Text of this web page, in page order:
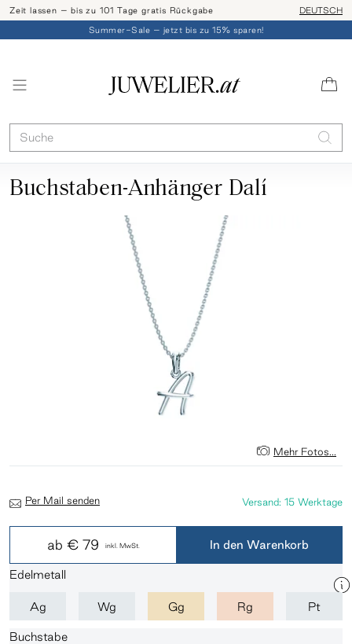
Zeit lassen – bis zu 101 Tage gratis Rückgabe Ringgröße
DEUTSCH
Summer-Sale – jetzt bis zu 15% sparen!
Buchstaben-Anhänger Dalí
Mehr Fotos...
ab € 79 inkl. MwSt.
Versand: 15 Werktage
Per Mail senden
In den Warenkorb
Edelmetall
Ag Wg Gg Rg Pt
Buchstabe